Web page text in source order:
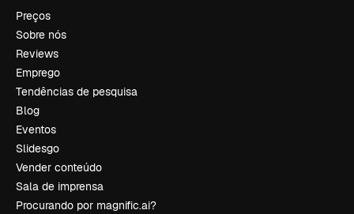
Preços
Sobre nós
Reviews
Emprego
Tendências de pesquisa
Blog
Eventos
Slidesgo
Vender conteúdo
Sala de imprensa
Procurando por magnific.ai?